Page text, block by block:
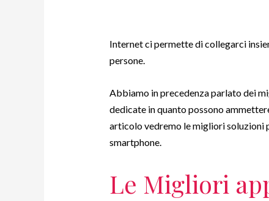
Internet ci permette di collegarci
persone.
Abbiamo in precedenza parlato dei
dedicate in quanto possono
articolo vedremo le migliori soluzioni
smartphone.
Le Migliori